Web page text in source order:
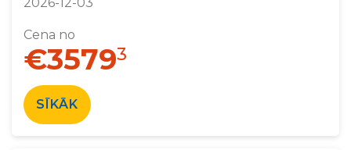
Cena no
€35793
SĪKĀK